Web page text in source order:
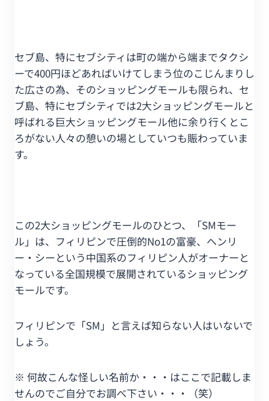
セブ島、特にセブシティは町の端から端までタクシ
ーで400円ほどあればいけてしまう位のこじんまりし
た広さの為、そのショッピングモールも限られ、セ
ブ島、特にセブシティでは2大ショッピングモールと
呼ばれる巨大ショッピングモール他に余り行くとこ
ろがない人々の憩いの場としていつも賑わっていま
す。
この2大ショッピングモールのひとつ、「SMモー
ル」は、フィリピンで圧倒的No1の富豪、ヘンリ
ー・シーという中国系のフィリピン人がオーナーと
なっている全国規模で展開されているショッピング
モールです。
フィリピンで「SM」と言えば知らない人はいないで
しょう。
※ 何故こんな怪しい名前か・・・はここで記載しま
せんのでご自分でお調べ下さい・・・（笑）